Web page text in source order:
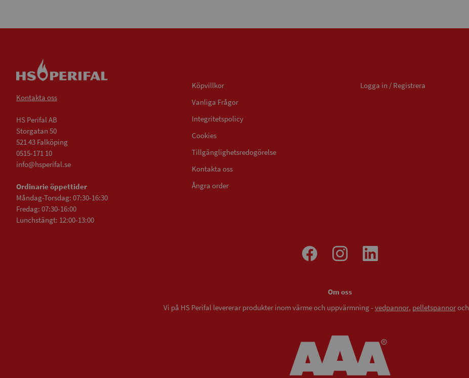
Kontakta oss
HS Perifal AB
Storgatan 50
521 43 Falköping
0515-171 10
info@hsperifal.se
Ordinarie öppettider
Måndag-Torsdag: 07:30-16:30
Fredag: 07:30-16:00
Lunchstängt: 12:00-13:00
Köpvillkor
Vanliga Frågor
Integritetspolicy
Cookies
Tillgänglighetsredogörelse
Kontakta oss
Ångra order
Logga in / Registrera
Om oss
Vi på HS Perifal levererar produkter inom värme och uppvärmning - vedpannor, pelletspannoroch